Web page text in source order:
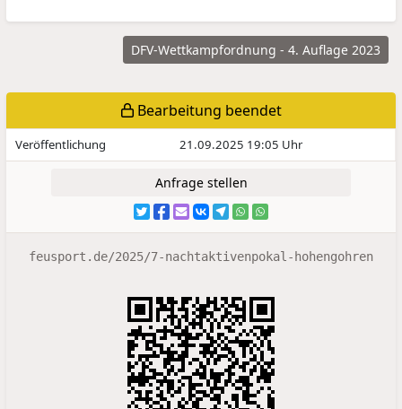
DFV-Wettkampfordnung - 4. Auflage 2023
Bearbeitung beendet
Veröffentlichung 21.09.2025 19:05 Uhr
Anfrage stellen
feusport.de/2025/7-nachtaktivenpokal-hohengohren